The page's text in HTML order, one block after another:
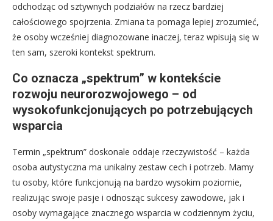
odchodząc od sztywnych podziałów na rzecz bardziej
całościowego spojrzenia. Zmiana ta pomaga lepiej zrozumieć,
że osoby wcześniej diagnozowane inaczej, teraz wpisują się w
ten sam, szeroki kontekst spektrum.
Co oznacza „spektrum” w kontekście
rozwoju neurorozwojowego – od
wysokofunkcjonujących po potrzebujących
wsparcia
Termin „spektrum” doskonale oddaje rzeczywistość – każda
osoba autystyczna ma unikalny zestaw cech i potrzeb. Mamy
tu osoby, które funkcjonują na bardzo wysokim poziomie,
realizując swoje pasje i odnosząc sukcesy zawodowe, jak i
osoby wymagające znacznego wsparcia w codziennym życiu,